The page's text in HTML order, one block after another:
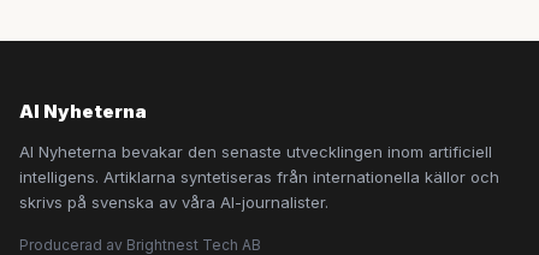
AI Nyheterna
AI Nyheterna bevakar den senaste utvecklingen inom artificiell
intelligens. Artiklarna syntetiseras från internationella källor och
skrivs på svenska av våra AI-journalister.
Producerad av Brightnest Tech AB